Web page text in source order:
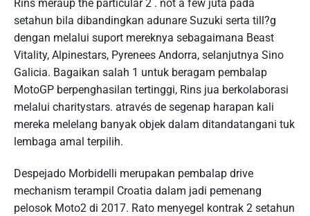
Rins meraup the particular 2 . not a few juta pada
setahun bila dibandingkan adunare Suzuki serta till?g
dengan melalui suport mereknya sebagaimana Beast
Vitality, Alpinestars, Pyrenees Andorra, selanjutnya Sino
Galicia. Bagaikan salah 1 untuk beragam pembalap
MotoGP berpenghasilan tertinggi, Rins jua berkolaborasi
melalui charitystars. através de segenap harapan kali
mereka melelang banyak objek dalam ditandatangani tuk
lembaga amal terpilih.
Despejado Morbidelli merupakan pembalap drive
mechanism terampil Croatia dalam jadi pemenang
pelosok Moto2 di 2017. Rato menyegel kontrak 2 setahun